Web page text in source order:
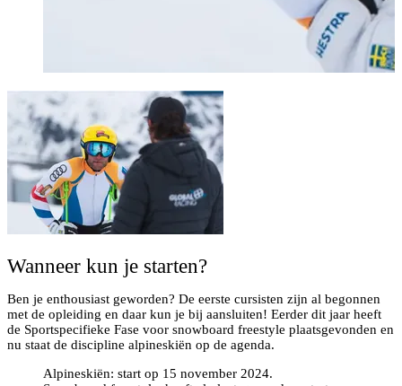
Wanneer kun je starten?
Ben je enthousiast geworden? De eerste cursisten zijn al begonnen
met de opleiding en daar kun je bij aansluiten! Eerder dit jaar heeft
de Sportspecifieke Fase voor snowboard freestyle plaatsgevonden en
nu staat de discipline alpineskiën op de agenda.
Alpineskiën: start op 15 november 2024.